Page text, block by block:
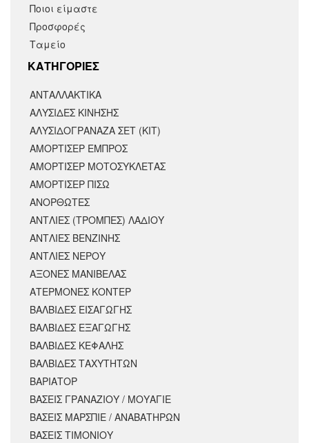
Ποιοι είμαστε
Προσφορές
Ταμείο
KΑΤΗΓΟΡΙΕΣ
ΑΝΤΑΛΛΑΚΤΙΚΆ
ΑΛΥΣΙΔΕΣ ΚΙΝΗΣΗΣ
ΑΛΥΣΙΔΟΓΡΑΝΑΖΑ ΣΕΤ (ΚΙΤ)
ΑΜΟΡΤΙΣΕΡ ΕΜΠΡΟΣ
ΑΜΟΡΤΙΣΈΡ ΜΟΤΟΣΥΚΛΈΤΑΣ
ΑΜΟΡΤΙΣΕΡ ΠΙΣΩ
ΑΝΟΡΘΩΤΕΣ
ΑΝΤΛΙΕΣ (ΤΡΟΜΠΕΣ) ΛΑΔΙΟΥ
ΑΝΤΛΙΕΣ ΒΕΝΖΙΝΗΣ
ΑΝΤΛΙΕΣ ΝΕΡΟΥ
ΑΞΟΝΕΣ ΜΑΝΙΒΕΛΑΣ
ΑΤΕΡΜΟΝΕΣ ΚΟΝΤΕΡ
ΒΑΛΒΙΔΕΣ ΕΙΣΑΓΩΓΗΣ
ΒΑΛΒΙΔΕΣ ΕΞΑΓΩΓΗΣ
ΒΑΛΒΙΔΕΣ ΚΕΦΑΛΗΣ
ΒΑΛΒΙΔΕΣ ΤΑΧΥΤΗΤΩΝ
ΒΑΡΙΑΤΟΡ
ΒΑΣΕΙΣ ΓΡΑΝΑΖΙΟΥ / ΜΟΥΑΓΙΕ
ΒΑΣΕΙΣ ΜΑΡΣΠΙΕ / ΑΝΑΒΑΤΗΡΩΝ
ΒΑΣΕΙΣ ΤΙΜΟΝΙΟΥ